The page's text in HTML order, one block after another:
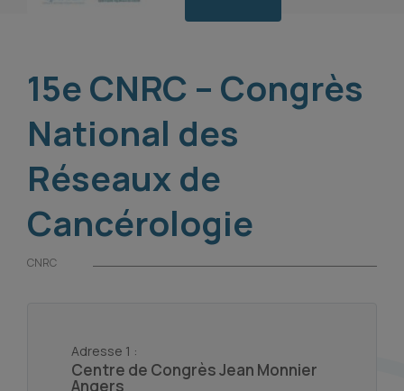
15e CNRC – Congrès
National des
Réseaux de
Cancérologie
CNRC
Adresse 1 :
Centre de Congrès Jean Monnier
Angers